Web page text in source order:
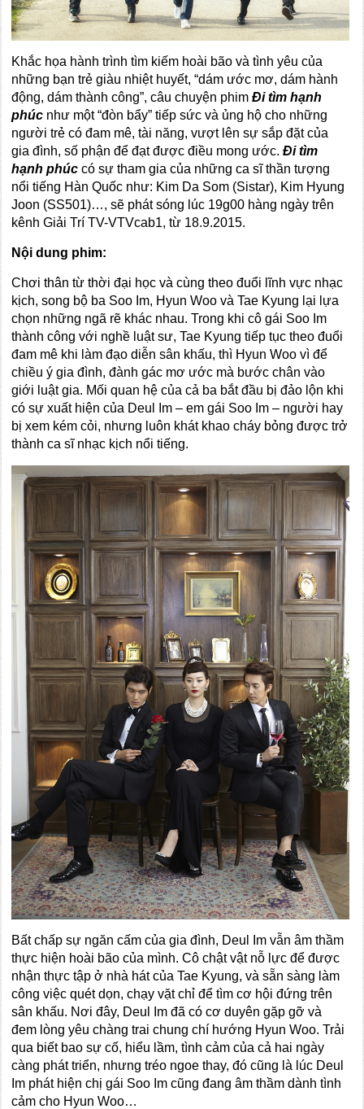
Khắc họa hành trình tìm kiếm hoài bão và tình yêu của
những bạn trẻ giàu nhiệt huyết, “dám ước mơ, dám hành
động, dám thành công”, câu chuyện phimĐi tìm hạnh
phúc như một “đòn bẩy” tiếp sức và ủng hộ cho những
người trẻ có đam mê, tài năng, vượt lên sự sắp đặt của
gia đình, số phận để đạt được điều mong ước.Đi tìm
hạnh phúc có sự tham gia của những ca sĩ thần tượng
nổi tiếng Hàn Quốc như: Kim Da Som (Sistar), Kim Hyung
Joon (SS501)…, sẽ phát sóng lúc 19g00 hàng ngày trên
kênh Giải Trí TV-VTVcab1, từ 18.9.2015.
Nội dung phim:
Chơi thân từ thời đại học và cùng theo đuổi lĩnh vực nhạc
kịch, song bộ ba Soo Im, Hyun Woo và Tae Kyung lại lựa
chọn những ngã rẽ khác nhau. Trong khi cô gái Soo Im
thành công với nghề luật sư, Tae Kyung tiếp tục theo đuổi
đam mê khi làm đạo diễn sân khấu, thì Hyun Woo vì để
chiều ý gia đình, đành gác mơ ước mà bước chân vào
giới luật gia. Mối quan hệ của cả ba bắt đầu bị đảo lộn khi
có sự xuất hiện của Deul Im – em gái Soo Im – người hay
bị xem kém cỏi, nhưng luôn khát khao cháy bỏng được trở
thành ca sĩ nhạc kịch nổi tiếng.
Bất chấp sự ngăn cấm của gia đình, Deul Im vẫn âm thầm
thực hiện hoài bão của mình. Cô chật vật nỗ lực để được
nhận thực tập ở nhà hát của Tae Kyung, và sẵn sàng làm
công việc quét dọn, chạy vặt chỉ để tìm cơ hội đứng trên
sân khấu. Nơi đây, Deul Im đã có cơ duyên gặp gỡ và
đem lòng yêu chàng trai chung chí hướng Hyun Woo. Trải
qua biết bao sự cố, hiểu lầm, tình cảm của cả hai ngày
càng phát triển, nhưng tréo ngoe thay, đó cũng là lúc Deul
Im phát hiện chị gái Soo Im cũng đang âm thầm dành tình
cảm cho Hyun Woo…